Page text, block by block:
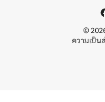
©
ความเป็น